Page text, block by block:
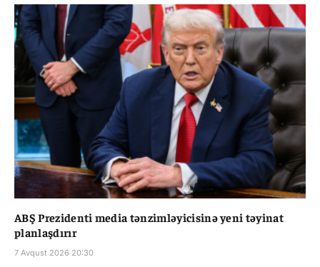
ABŞ Prezidenti media tənzimləyicisinə yeni təyinat
planlaşdırır
7 Avqust 2026 20:30